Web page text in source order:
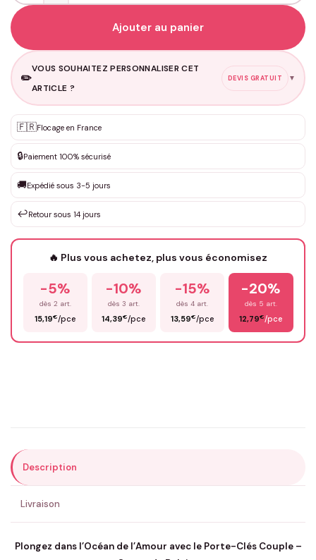
Ajouter au panier
✏️
VOUS SOUHAITEZ PERSONNALISER CET
ARTICLE ?
DEVIS GRATUIT ▼
✨ Personnalisation sur mesure
Votre texte / idée*
🇫🇷Flocage en France
🔒Paiement 100% sécurisé
🚚Expédié sous 3-5 jours
↩️Retour sous 14 jours
🔥 Plus vous achetez, plus vous économisez
-5%
dès 2 art.
15,19€/pce
-10%
dès 3 art.
14,39€/pce
-15%
dès 4 art.
13,59€/pce
-20%
dès 5 art.
12,79€/pce
Description
Livraison
Plongez dans l’Océan de l’Amour avec le Porte-Clés Couple –